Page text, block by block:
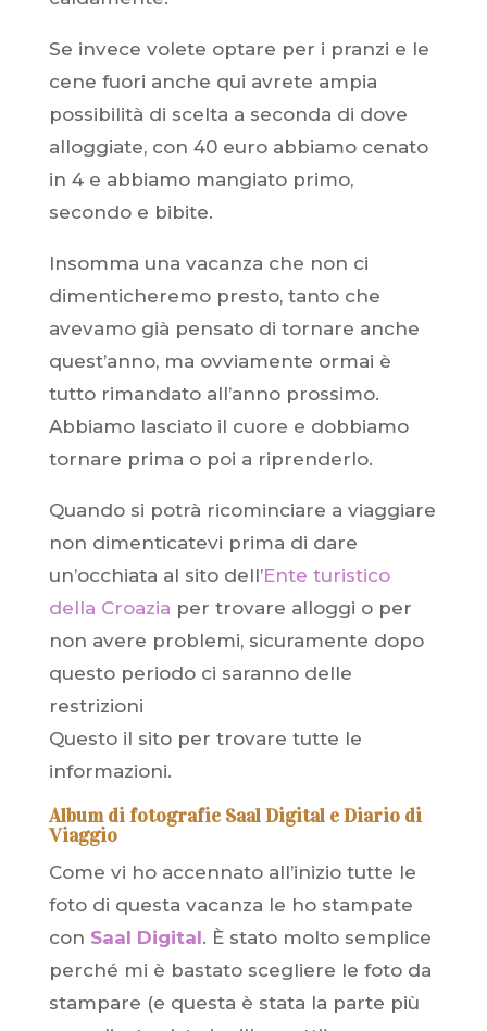
Se invece volete optare per i pranzi e le
cene fuori anche qui avrete ampia
possibilità di scelta a seconda di dove
alloggiate, con 40 euro abbiamo cenato
in 4 e abbiamo mangiato primo,
secondo e bibite.
Insomma una vacanza che non ci
dimenticheremo presto, tanto che
avevamo già pensato di tornare anche
quest’anno, ma ovviamente ormai è
tutto rimandato all’anno prossimo.
Abbiamo lasciato il cuore e dobbiamo
tornare prima o poi a riprenderlo.
Quando si potrà ricominciare a viaggiare
non dimenticatevi prima di dare
un’occhiata al sito dell’Ente turistico
della Croazia per trovare alloggi o per
non avere problemi, sicuramente dopo
questo periodo ci saranno delle
restrizioni
Questo il sito per trovare tutte le
informazioni.
Album di fotografie Saal Digital e Diario di
Viaggio
Come vi ho accennato all’inizio tutte le
foto di questa vacanza le ho stampate
con Saal Digital. È stato molto semplice
perché mi è bastato scegliere le foto da
stampare (e questa è stata la parte più